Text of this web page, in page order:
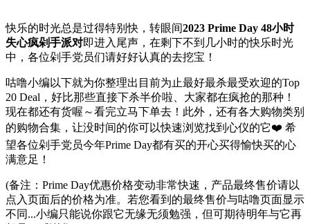
快乐的时光总是过得特别快，转眼间2023 Prime Day 48小时
失心疯剁手派对即进入尾声，在剩下不到几小时的快乐时光
中，各位剁手党员们请好好认真的去挖宝！
咕噜小编以下就为你整理出目前为止最好最杀最受欢迎的Top
20 Deal，好比那些直接下杀半价啦、大家都在疯抢的那种！
现在都还有货喔～看完立马下单去！此外，还有各大购物类别
的购物合集，让没时间的你可以快速浏览找到心仪的它❤️ 希
望各位剁手党员今年Prime Day都有买的开心买得愉快买的心
满意足！
(备注：Prime Day优惠价格变动非常快速，产品最终售价请以
点入页面后的价格为准。若您看到的最终售价与咕噜页面显示
不同...小编只能说你跟它无缘无须勉强，但可期待明年与它再